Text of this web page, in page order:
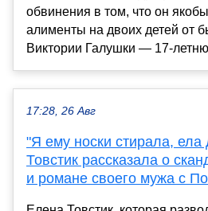
обвинения в том, что он
алименты на двоих детей от
Виктории Галушки — 17-
17:28, 26 Авг
"Я ему носки стирала,
Товстик рассказала о
и романе своего мужа с